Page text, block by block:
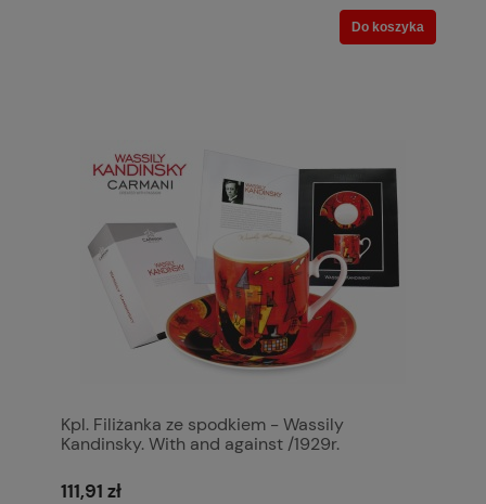
Do koszyka
Kpl. Filiżanka ze spodkiem - Wassily
Kandinsky. With and against /1929r.
111,91 zł